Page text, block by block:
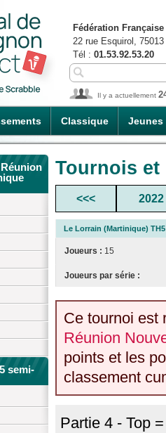
Classique Jeunes
Fédération
22 rue Esquirol,
Tél : 01.53.92.53.20
Il y a actuellement
semi-
Tournois
<<< 2022
Le Lorrain (Martinique)
Joueurs : 15
Joueurs par série :
Ce tournoi est
Réunion
points et les
classement
Partie 4 - Top